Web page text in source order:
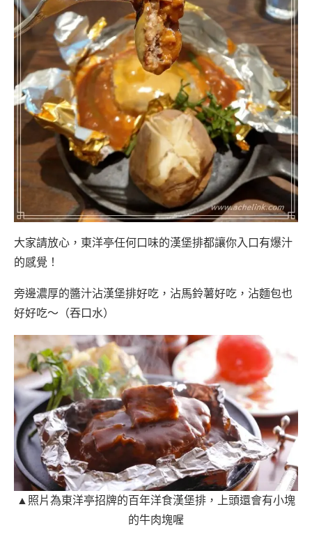
大家請放心，東洋亭任何口味的漢堡排都讓你入口有爆汁
的感覺！
旁邊濃厚的醬汁沾漢堡排好吃，沾馬鈴薯好吃，沾麵包也
好好吃～（吞口水）
▲照片為東洋亭招牌的百年洋食漢堡排，上頭還會有小塊
的牛肉塊喔